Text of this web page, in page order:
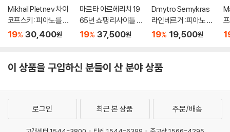
Mikhail Pletnev 차이
코프스키: 피아노를 위
한 6개의 소품과 사계
Op.21) [HQCD]
19% 30,400원
마르타 아르헤리치 19
65년 쇼팽 리사이틀 녹
음 (Martha Argerich
g) [SACD Hybrid]
19% 37,500원
Dmytro Semykras
라인베르거 :피아노 작
품 (Rheinberger: Pia
19% 19,500원
이 상품을 구입하신 분들이 산 분야 상품
로그인 최근 본 상품 주문/배송